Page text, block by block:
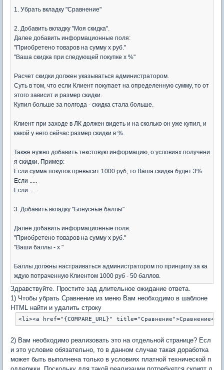
1. Убрать вкладку "Сравнение"
2. Добавить вкладку "Моя скидка".
Далее добавить информационные поля:
"Приобретено товаров на сумму х руб."
"Ваша скидка при следующей покупке х %"
Расчет скидки должен указываться администратором.
Суть в том, что если Клиент покупает на определенную сумму, то от
этого зависит и размер скидки.
Купил больше за полгода - скидка стала больше.
Клиент при заходе в ЛК должен видеть и на сколько он уже купил, и
какой у него сейчас размер скидки в %.
Также нужно добавить текстовую информацию, о условиях получени
я скидки. Пример:
Если сумма покупок превысит 1000 руб, то Ваша скидка будет 3%
Если .....
Если......
3. Добавить вкладку "Бонусные баллы"
Далее добавить информационные поля:
"Приобретено товаров на сумму х руб."
"Ваши баллы - х "
Баллы должны настраиваться администратором по принципу за ка
ждую потраченную Клиентом 1000 руб - 50 баллов.
Здравствуйте. Простите зад длительное ожидание ответа.
1) Чтобы убрать Сравнение из меню Вам необходимо в шаблоне
HTML найти и удалить строку
2) Вам необходимо реализовать это на отдельной странице? Есл
и это условие обязательно, то в данном случае такая доработка
может быть выполнена только в условиях платной технической п